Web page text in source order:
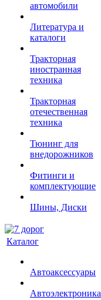
автомобили
Литература и
каталоги
Тракторная
иностранная
техника
Тракторная
отечественная
техника
Тюнинг для
внедорожников
Фитинги и
комплектующие
Шины, Диски
Каталог
Автоаксессуары
Автоэлектроника